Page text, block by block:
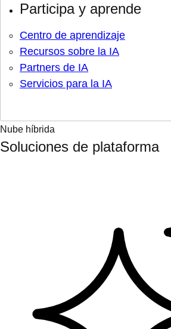
Participa y aprende
Centro de aprendizaje
Recursos sobre la IA
Partners de IA
Servicios para la IA
Nube híbrida
Soluciones de plataforma